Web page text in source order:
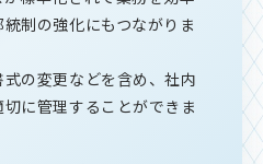
制の強化にもつながりま
の変更などを含め、社内
に管理することができま